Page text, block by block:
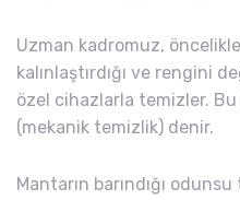
Uzman kadromuz,
kalınlaştırdığı ve rengini
özel cihazlarla temizler. Bu
(mekanik temizlik) denir.
Mantarın barındığı